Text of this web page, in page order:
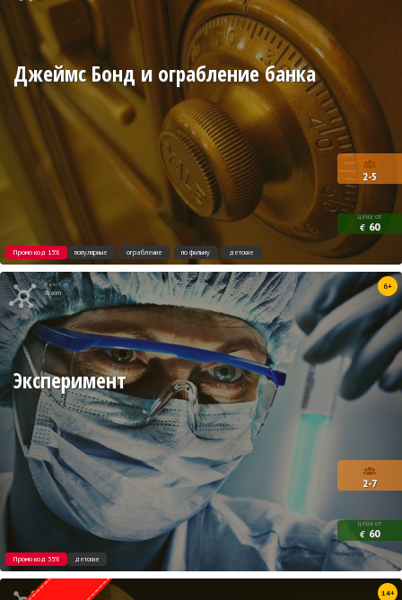
2-5
цена от
€ 60
Джеймс Бонд и ограбление банка
Промо код 15% популярные ограбление по фильму детские
Квест от
Xroom
6+
2-7
цена от
€ 60
Эксперимент
Промо код 35% детские
14+